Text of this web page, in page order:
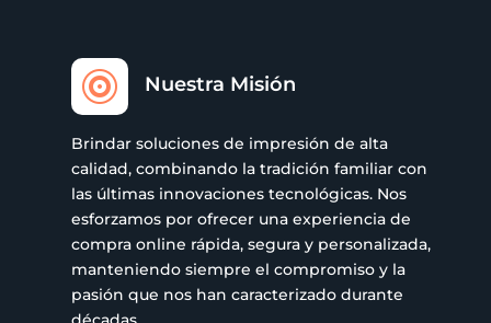
 Nuestra Misión
Brindar soluciones de impresión de alta
calidad, combinando la tradición familiar con
las últimas innovaciones tecnológicas. Nos
esforzamos por ofrecer una experiencia de
compra online rápida, segura y personalizada,
manteniendo siempre el compromiso y la
pasión que nos han caracterizado durante